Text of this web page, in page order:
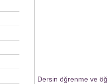
Dersin öğrenme ve